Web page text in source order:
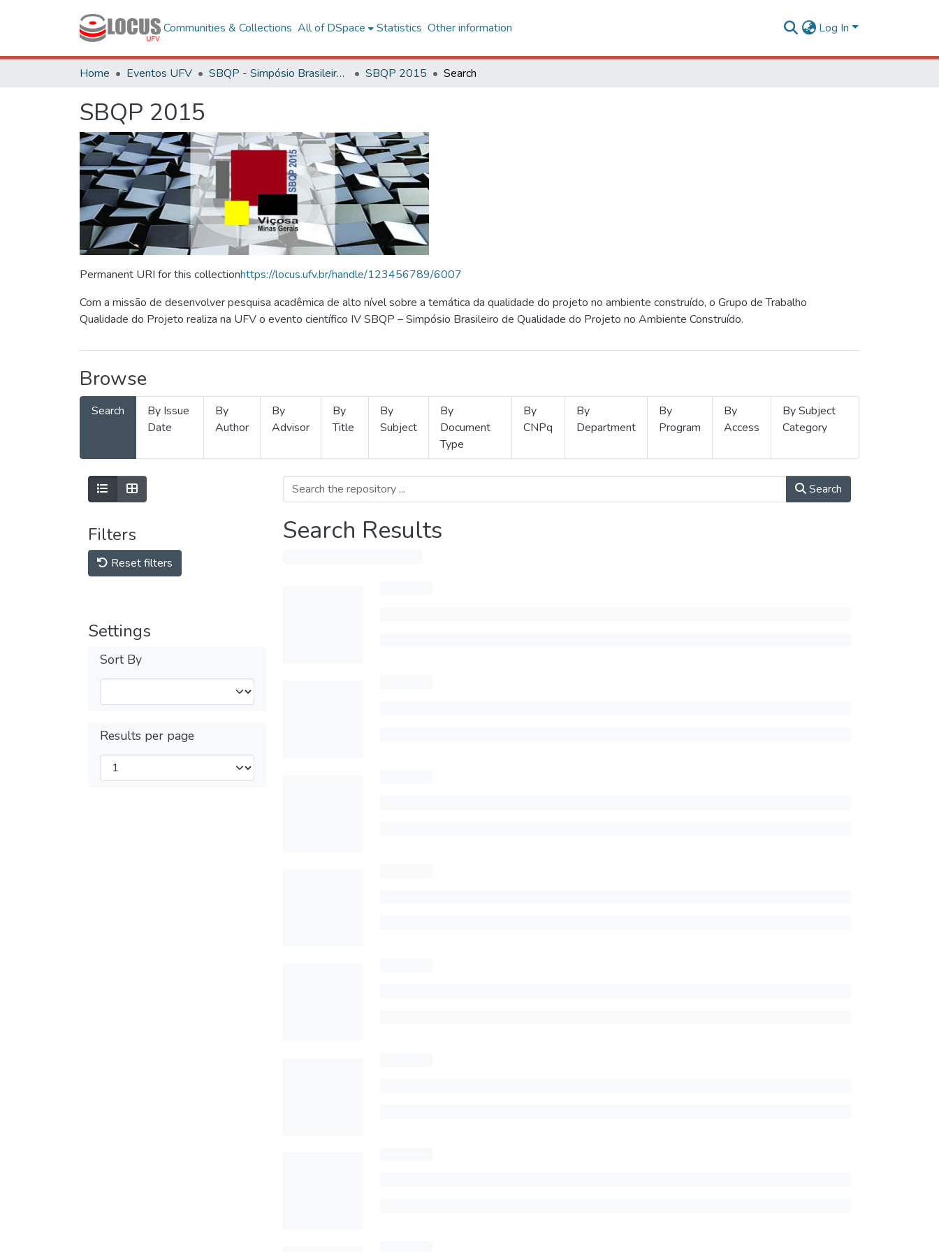
Communities & Collections All of DSpace Statistics Other information Log In
Home Eventos UFV SBQP - Simpósio Brasileiro de Qualidade do Projeto no Ambiente Construído SBQP 2015 Search
SBQP 2015
Permanent URI for this collectionhttps://locus.ufv.br/handle/123456789/6007
Com a missão de desenvolver pesquisa acadêmica de alto nível sobre a temática da qualidade do projeto no ambiente construído, o Grupo de Trabalho
Qualidade do Projeto realiza na UFV o evento científico IV SBQP – Simpósio Brasileiro de Qualidade do Projeto no Ambiente Construído.
Browse
Search
By Issue
Date
By
Author
By
Advisor
By
Title
By
Subject
By
Document
Type
By
CNPq
By
Department
By
Program
By
Access
By Subject
Category
Filters
Reset filters
Settings
Sort By
Results per page
Search
Search Results